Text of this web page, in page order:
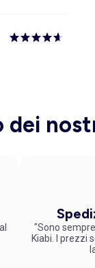
dei
"Sono
Kiabi. I prezzi